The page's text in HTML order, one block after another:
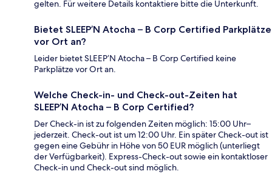
gelten. Für weitere Details kontaktiere bitte die Unterkunft.
Bietet SLEEP’N Atocha – B Corp Certified Parkplätze
vor Ort an?
Leider bietet SLEEP’N Atocha – B Corp Certified keine
Parkplätze vor Ort an.
Welche Check-in- und Check-out-Zeiten hat
SLEEP’N Atocha – B Corp Certified?
Der Check-in ist zu folgenden Zeiten möglich: 15:00 Uhr–
jederzeit. Check-out ist um 12:00 Uhr. Ein später Check-out ist
gegen eine Gebühr in Höhe von 50 EUR möglich (unterliegt
der Verfügbarkeit). Express-Check-out sowie ein kontaktloser
Check-in und Check-out sind möglich.